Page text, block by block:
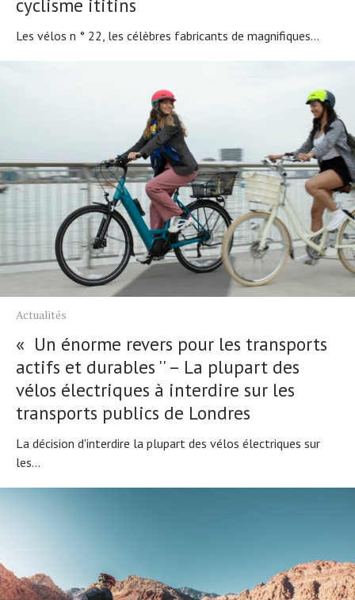
cyclisme ititins
Les vélos n ° 22, les célèbres fabricants de magnifiques...
Actualités
« Un énorme revers pour les transports
actifs et durables '' – La plupart des
vélos électriques à interdire sur les
transports publics de Londres
La décision d'interdire la plupart des vélos électriques sur
les...